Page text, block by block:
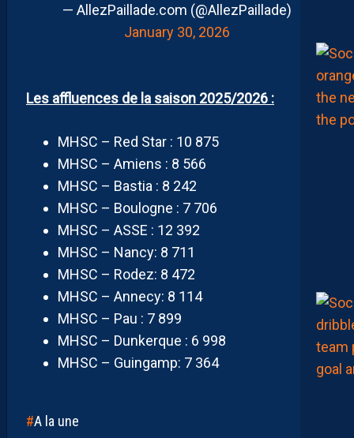
— AllezPaillade.com (@AllezPaillade)
January 30, 2026
Les affluences de la saison 2025/2026 :
MHSC – Red Star : 10 875
MHSC – Amiens : 8 566
MHSC – Bastia : 8 242
MHSC – Boulogne : 7 706
MHSC – ASSE : 12 392
MHSC – Nancy: 8 711
MHSC – Rodez: 8 472
MHSC – Annecy: 8 114
MHSC – Pau : 7 899
MHSC – Dunkerque : 6 998
MHSC – Guingamp: 7 364
A la une